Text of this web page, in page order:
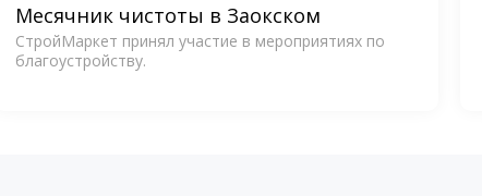
Месячник чистоты в Заокском
СтройМаркет принял участие в мероприятиях по
благоустройству.